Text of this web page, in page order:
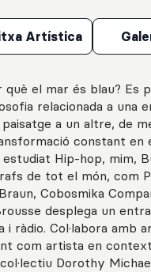
Artística
el mar és blau? Es
relacionada a una
a un altre, de
constant
estudiat Hip-hop,
de tot el món, com
Cobosmika
desplega un
i ràdio. Col·labora
com artista en
Dorothy